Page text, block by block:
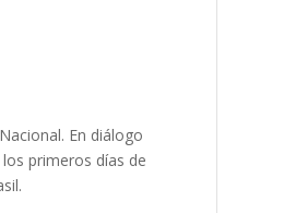
En diálogo
primeros días de